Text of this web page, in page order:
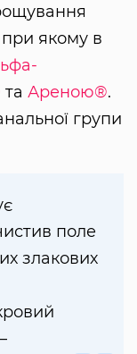
якому в
та Ареною®.
групи
поле
злакових